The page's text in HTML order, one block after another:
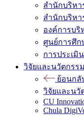
สำนักบริหา
สำนักบริหา
องค์การบริ
ศูนย์การศึก
การประเมิ
วิจัยและนวัตกรรม
ย้อนกลั
วิจัยและนวั
CU
Chula